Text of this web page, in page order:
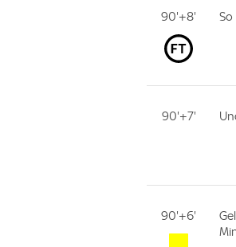
90'+8' So
90'+7'
90'+6'